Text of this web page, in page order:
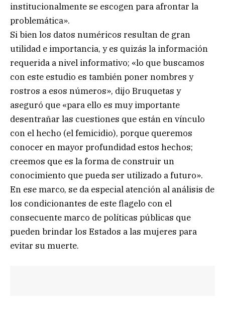
institucionalmente se escogen para afrontar la
problemática».
Si bien los datos numéricos resultan de gran
utilidad e importancia, y es quizás la información
requerida a nivel informativo; «lo que buscamos
con este estudio es también poner nombres y
rostros a esos números», dijo Bruquetas y
aseguró que «para ello es muy importante
desentrañar las cuestiones que están en vínculo
con el hecho (el femicidio), porque queremos
conocer en mayor profundidad estos hechos;
creemos que es la forma de construir un
conocimiento que pueda ser utilizado a futuro».
En ese marco, se da especial atención al análisis de
los condicionantes de este flagelo con el
consecuente marco de políticas públicas que
pueden brindar los Estados a las mujeres para
evitar su muerte.